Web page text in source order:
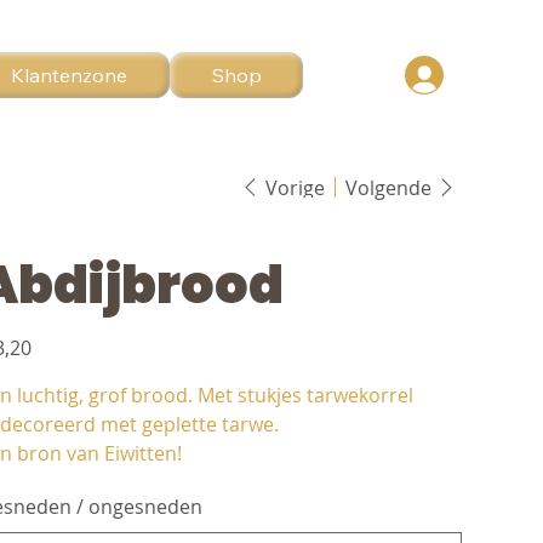
Klantenzone Shop
Vorige Volgende
luchtig, grof brood. Met stukjes tarwekorrel
met geplette tarwe.
bron van Eiwitten!
/ ongesneden